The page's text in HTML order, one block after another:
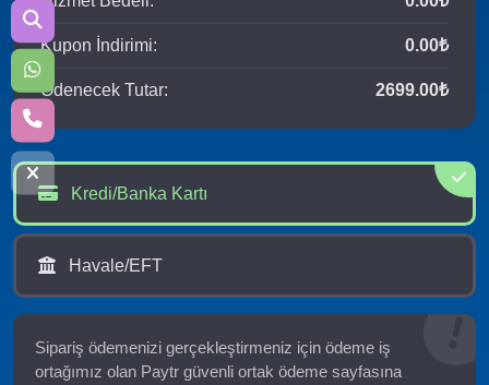
Kupon İndirimi: 0.00₺
Ödenecek Tutar: 2699.00₺
Kredi/Banka Kartı
Havale/EFT
Sipariş ödemenizi gerçekleştirmeniz için ödeme iş
ortağımız olan Paytr güvenli ortak ödeme sayfasına